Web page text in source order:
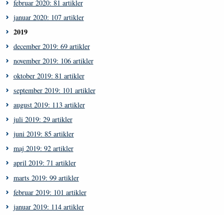
februar 2020: 81 artikler
januar 2020: 107 artikler
2019
december 2019: 69 artikler
november 2019: 106 artikler
oktober 2019: 81 artikler
september 2019: 101 artikler
august 2019: 113 artikler
juli 2019: 29 artikler
juni 2019: 85 artikler
maj 2019: 92 artikler
april 2019: 71 artikler
marts 2019: 99 artikler
februar 2019: 101 artikler
januar 2019: 114 artikler